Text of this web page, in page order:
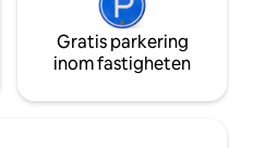
Gratis parkering
inom fastigheten